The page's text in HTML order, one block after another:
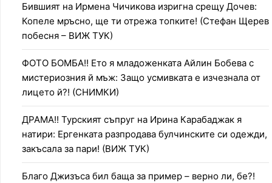
Бившият на Ирмена Чичикова изригна срещу Дочев:
Копеле мръсно, ще ти отрежа топките! (Стефан Щерев
побесня – ВИЖ ТУК)
ФОТО БОМБА!! Ето я младоженката Айлин Бобева с
мистериозния й мъж: Защо усмивката е изчезнала от
лицето й?! (СНИМКИ)
ДРАМА!! Турският съпруг на Ирина Карабаджак я
натири: Ергенката разпродава булчинските си одежди,
закъсала за пари! (ВИЖ ТУК)
Благо Джизъса бил баща за пример – верно ли, бе?!